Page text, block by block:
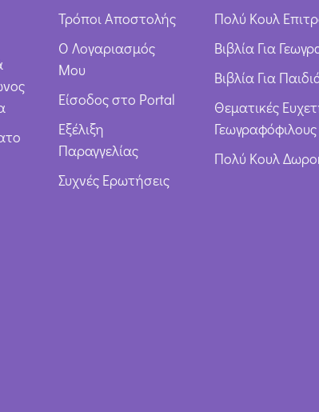
Τρόποι Αποστολής
Ο Λογαριασμός
Μου
Είσοδος στο Portal
Εξέλιξη
Παραγγελίας
Συχνές Ερωτήσεις
Πολύ Κουλ
Βιβλία Για
Βιβλία Για
Θεματικές
Γεωγραφόφιλους
Πολύ Κουλ